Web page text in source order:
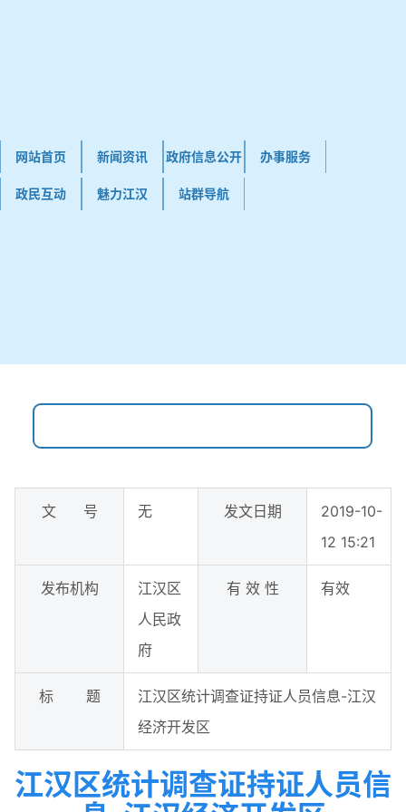
网站首页 新闻资讯 政府信息公开 办事服务
政民互动 魅力江汉 站群导航
文 号 无 发文日期
2019-10-
12 15:21
发布机构
江汉区
人民政
府
有 效 性 有效
标 题
江汉区统计调查证持证人员信息-江汉
经济开发区
江汉区统计调查证持证人员信